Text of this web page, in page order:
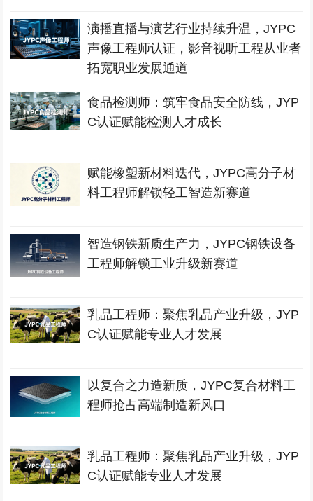
演播直播与演艺行业持续升温，JYPC
声像工程师认证，影音视听工程从业者
拓宽职业发展通道
食品检测师：筑牢食品安全防线，JYP
C认证赋能检测人才成长
赋能橡塑新材料迭代，JYPC高分子材
料工程师解锁轻工智造新赛道
智造钢铁新质生产力，JYPC钢铁设备
工程师解锁工业升级新赛道
乳品工程师：聚焦乳品产业升级，JYP
C认证赋能专业人才发展
以复合之力造新质，JYPC复合材料工
程师抢占高端制造新风口
乳品工程师：聚焦乳品产业升级，JYP
C认证赋能专业人才发展